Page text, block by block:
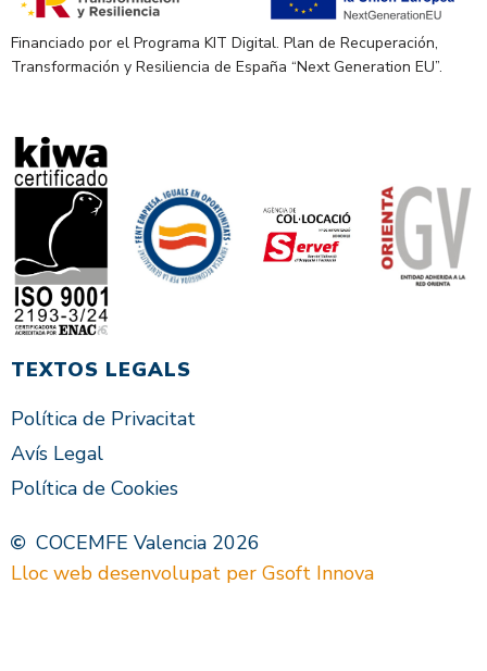
Financiado por el Programa KIT Digital. Plan de Recuperación,
Transformación y Resiliencia de España “Next Generation EU”.
TEXTOS LEGALS
Política de Privacitat
Avís Legal
Política de Cookies
COCEMFE Valencia 2026
Lloc web desenvolupat per Gsoft Innova